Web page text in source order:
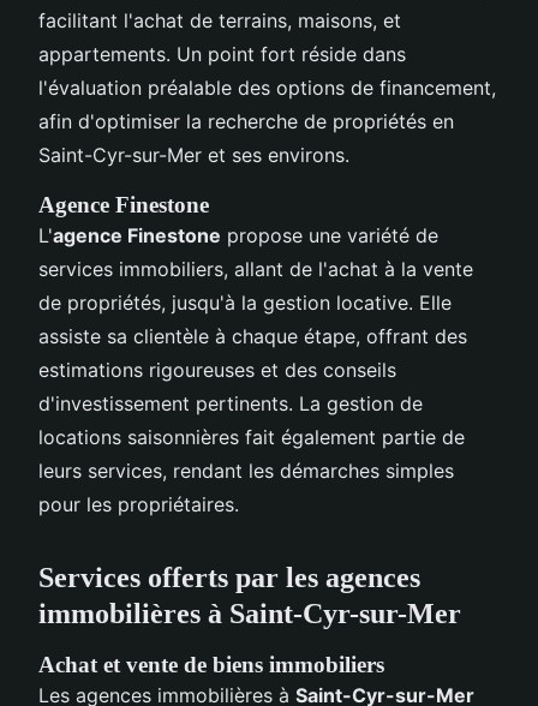
facilitant l'achat de terrains, maisons, et
appartements. Un point fort réside dans
l'évaluation préalable des options de financement,
afin d'optimiser la recherche de propriétés en
Saint-Cyr-sur-Mer et ses environs.
Agence Finestone
L'agence Finestone propose une variété de
services immobiliers, allant de l'achat à la vente
de propriétés, jusqu'à la gestion locative. Elle
assiste sa clientèle à chaque étape, offrant des
estimations rigoureuses et des conseils
d'investissement pertinents. La gestion de
locations saisonnières fait également partie de
leurs services, rendant les démarches simples
pour les propriétaires.
Services offerts par les agences
immobilières à Saint-Cyr-sur-Mer
Achat et vente de biens immobiliers
Les agences immobilières à Saint-Cyr-sur-Mer